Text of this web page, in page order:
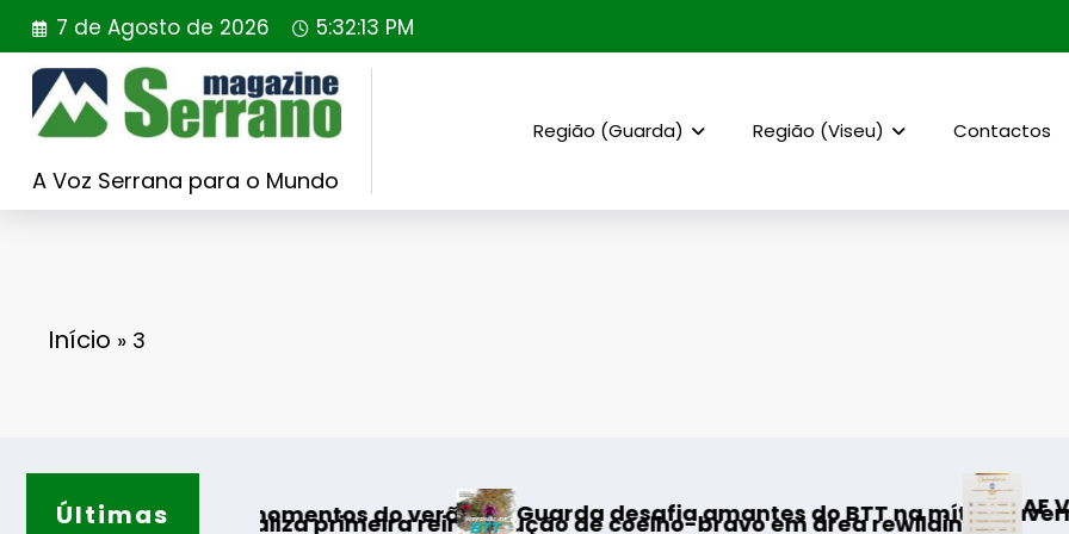
Saltar
para
conteúdo
7 de Agosto de 2026 5:32:13 PM
A Voz Serrana para o Mundo
Região (Guarda) Região (Viseu) Contactos
Início » 3
Últimasmomentos do verão
realiza primeira reintrodução de coelho-bravo em área rewilding
Guarda desafia amantes do BTT na mítica Invernal Cidade
AF Viseu –